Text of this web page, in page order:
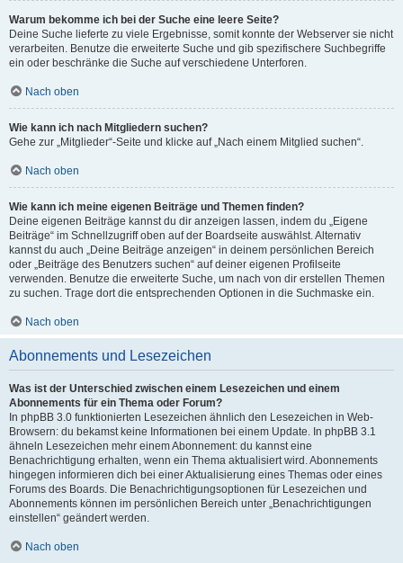
Warum bekomme ich bei der Suche eine leere Seite?
Deine Suche lieferte zu viele Ergebnisse, somit konnte der Webserver sie nicht
verarbeiten. Benutze die erweiterte Suche und gib spezifischere Suchbegriffe
ein oder beschränke die Suche auf verschiedene Unterforen.
Nach oben
Wie kann ich nach Mitgliedern suchen?
Gehe zur „Mitglieder“-Seite und klicke auf „Nach einem Mitglied suchen“.
Nach oben
Wie kann ich meine eigenen Beiträge und Themen finden?
Deine eigenen Beiträge kannst du dir anzeigen lassen, indem du „Eigene
Beiträge“ im Schnellzugriff oben auf der Boardseite auswählst. Alternativ
kannst du auch „Deine Beiträge anzeigen“ in deinem persönlichen Bereich
oder „Beiträge des Benutzers suchen“ auf deiner eigenen Profilseite
verwenden. Benutze die erweiterte Suche, um nach von dir erstellen Themen
zu suchen. Trage dort die entsprechenden Optionen in die Suchmaske ein.
Nach oben
Abonnements und Lesezeichen
Was ist der Unterschied zwischen einem Lesezeichen und einem
Abonnements für ein Thema oder Forum?
In phpBB 3.0 funktionierten Lesezeichen ähnlich den Lesezeichen in Web-
Browsern: du bekamst keine Informationen bei einem Update. In phpBB 3.1
ähneln Lesezeichen mehr einem Abonnement: du kannst eine
Benachrichtigung erhalten, wenn ein Thema aktualisiert wird. Abonnements
hingegen informieren dich bei einer Aktualisierung eines Themas oder eines
Forums des Boards. Die Benachrichtigungsoptionen für Lesezeichen und
Abonnements können im persönlichen Bereich unter „Benachrichtigungen
einstellen“ geändert werden.
Nach oben